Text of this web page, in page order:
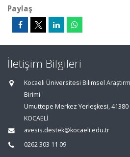
Paylaş
İletişim Bilgileri
Kocaeli Üniversitesi Bilimsel
Birimi
Umuttepe Merkez Yerleşkesi, 41380
KOCAELİ
avesis.destek@kocaeli.edu.tr
0262 303 11 09